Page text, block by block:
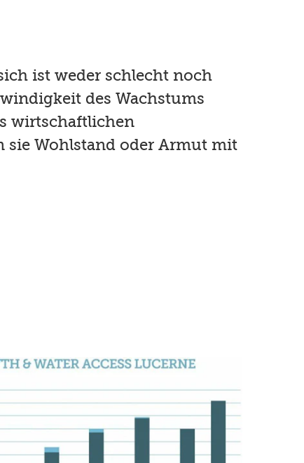
ist weder schlecht noch
des Wachstums
wirtschaftlichen
sie Wohlstand oder Armut mit